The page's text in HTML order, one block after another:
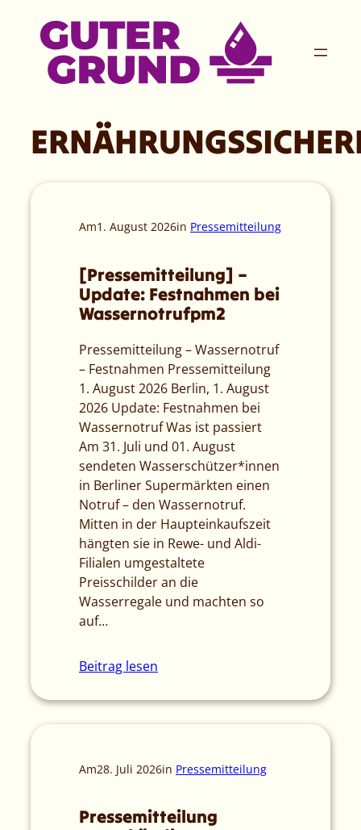
springen
Am1. August 2026in Pressemitteilung
[Pressemitteilung] –
Update: Festnahmen bei
Wassernotrufpm2
Pressemitteilung – Wassernotruf
– Festnahmen Pressemitteilung
1. August 2026 Berlin, 1. August
2026 Update: Festnahmen bei
Wassernotruf Was ist passiert
Am 31. Juli und 01. August
sendeten Wasserschützer*innen
in Berliner Supermärkten einen
Notruf – den Wassernotruf.
Mitten in der Haupteinkaufszeit
hängten sie in Rewe- und Aldi-
Filialen umgestaltete
Preisschilder an die
Wasserregale und machten so
auf…
Beitrag lesen
Am28. Juli 2026in Pressemitteilung
Pressemitteilung